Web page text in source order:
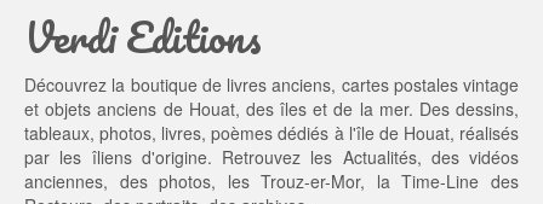
t :
5,
0
0 €.
Verdi Editions
Découvrez la boutique de livres anciens, cartes postales vintage
et objets anciens de Houat, des îles et de la mer. Des dessins,
tableaux, photos, livres, poèmes dédiés à l'île de Houat, réalisés
par les îliens d'origine. Retrouvez les Actualités, des vidéos
anciennes, desphotos, lesTrouz-er-Mor, laTime-Line des